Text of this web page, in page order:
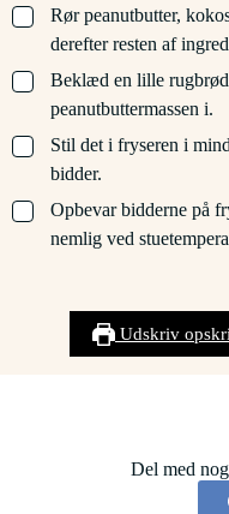
▢
Rør peanutbutter,
derefter resten af
▢
Beklæd en lille
peanutbuttermassen i.
▢
Stil det i fryseren i
bidder.
▢
Opbevar bidderne på
nemlig ved
Udskriv
Del med